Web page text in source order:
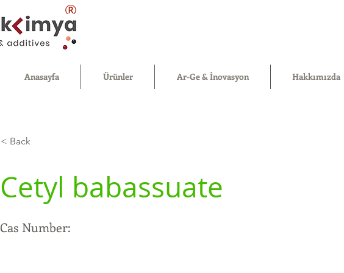
®
Anasayfa Ürünler Ar-Ge & İnovasyon Hakkımızda
< Back
Cetyl babassuate
Cas Number: